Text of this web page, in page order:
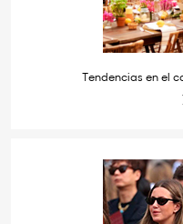
Tendencias en el